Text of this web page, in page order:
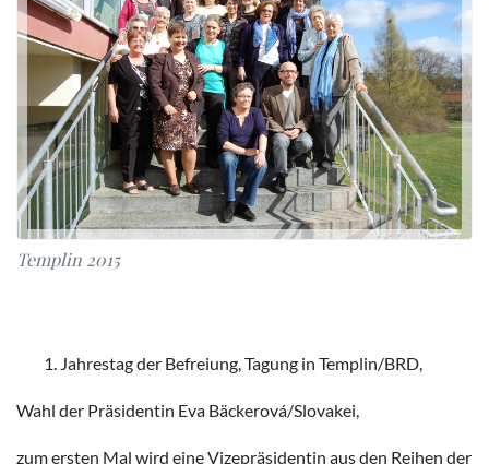
Templin 2015
Jahrestag der Befreiung, Tagung in Templin/BRD,
Wahl der Präsidentin Eva Bäckerová/Slovakei,
zum ersten Mal wird eine Vizepräsidentin aus den Reihen der